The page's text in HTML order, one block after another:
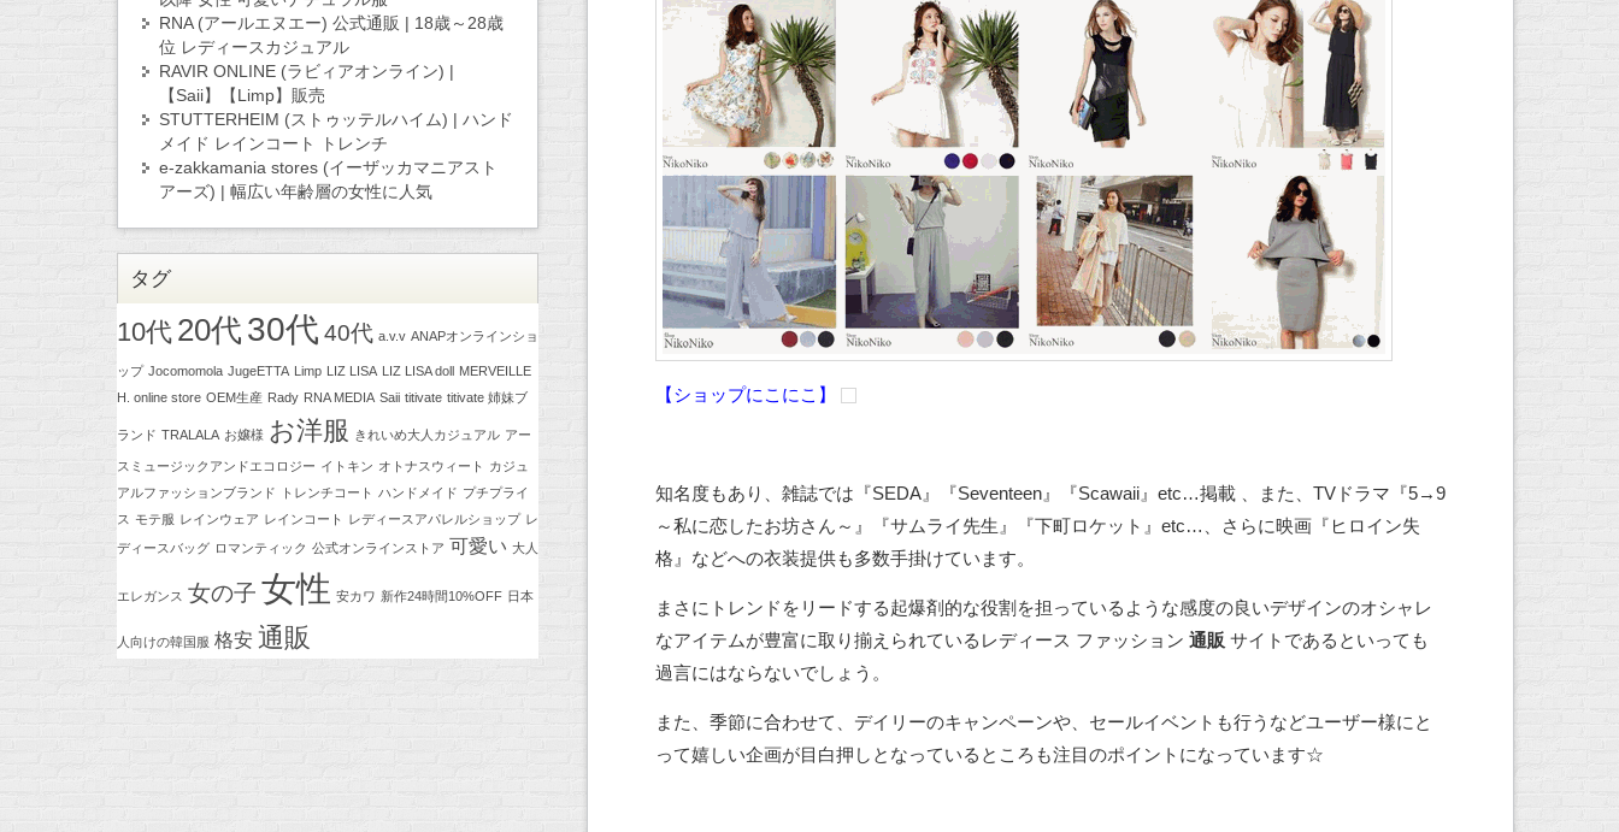
【ショップにこにこ】
知名度もあり、雑誌では『SEDA』『Seventeen』『Scawaii』etc…掲載 、また、TVドラマ『5→9
～私に恋したお坊さん～』『サムライ先生』『下町ロケット』etc…、さらに映画『ヒロイン失
格』などへの衣装提供も多数手掛けています。
まさにトレンドをリードする起爆剤的な役割を担っているような感度の良いデザインのオシャレ
なアイテムが豊富に取り揃えられているレディース ファッション 通販 サイトであるといっても
過言にはならないでしょう。
また、季節に合わせて、デイリーのキャンペーンや、セールイベントも行うなどユーザー様にと
って嬉しい企画が目白押しとなっているところも注目のポイントになっています☆
RNA (アールエヌエー) 公式通販 | 18歳～28歳
位 レディースカジュアル
RAVIR ONLINE (ラビィアオンライン) |
【Saii】【Limp】販売
STUTTERHEIM (ストゥッテルハイム) | ハンド
メイド レインコート トレンチ
e-zakkamania stores (イーザッカマニアスト
アーズ) | 幅広い年齢層の女性に人気
タグ
10代 20代 30代 40代 a.v.v ANAPオンラインショ
ップ Jocomomola JugeETTA Limp LIZ LISA LIZ LISA doll MERVEILLE
H. online store OEM生産 Rady RNA MEDIA Saii titivate titivate 姉妹ブ
ランド TRALALA お嬢様 お洋服 きれいめ大人カジュアル アー
スミュージックアンドエコロジー イトキン オトナスウィート
カジュ
アルファッションブランド
トレンチコート ハンドメイド プチプライ
ス モテ服 レインウェア レインコート レディースアパレルショップ レ
ディースバッグ ロマンティック 公式オンラインストア 可愛い 大人
エレガンス 女の子 女性 安カワ 新作24時間10%OFF 日本
人向けの韓国服 格安 通販